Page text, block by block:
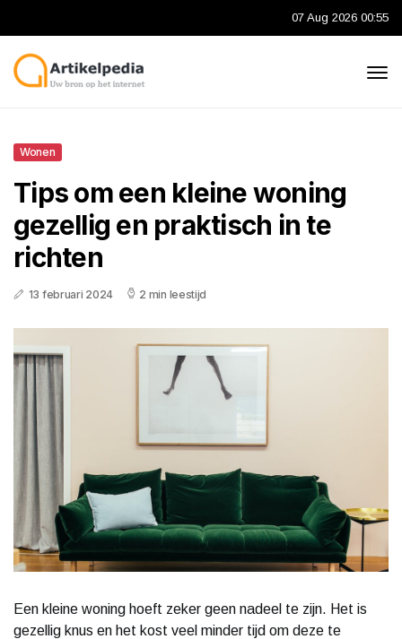
07 Aug 2026 00:55
Wonen
Tips om een kleine woning
gezellig en praktisch in te
richten
13 februari 2024 2 min leestijd
Een kleine woning hoeft zeker geen nadeel te zijn. Het is
gezellig knus en het kost veel minder tijd om deze te